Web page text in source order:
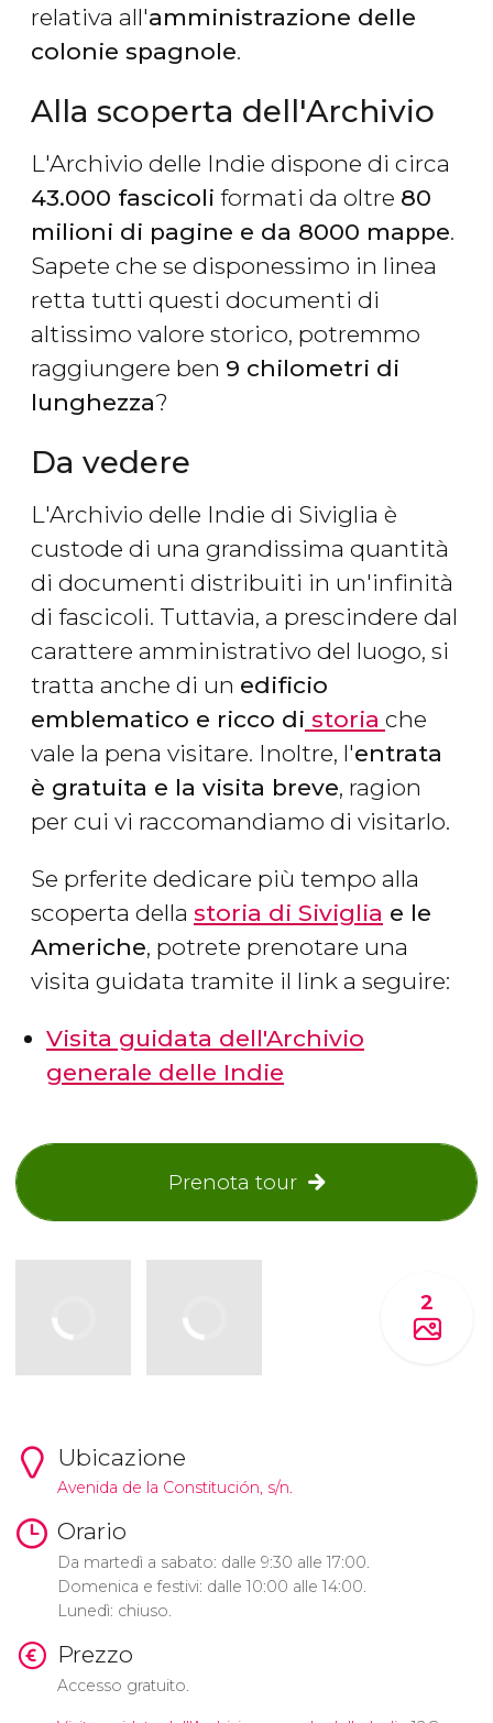
relativa all'amministrazione delle
colonie spagnole.
Alla scoperta dell'Archivio
L'Archivio delle Indie dispone di circa
43.000 fascicoli formati da oltre 80
milioni di pagine e da 8000 mappe.
Sapete che se disponessimo in linea
retta tutti questi documenti di
altissimo valore storico, potremmo
raggiungere ben 9 chilometri di
lunghezza?
Da vedere
L'Archivio delle Indie di Siviglia è
custode di una grandissima quantità
di documenti distribuiti in un'infinità
di fascicoli. Tuttavia, a prescindere dal
carattere amministrativo del luogo, si
tratta anche di un edificio
emblematico e ricco di storia che
vale la pena visitare. Inoltre, l'entrata
è gratuita e la visita breve, ragion
per cui vi raccomandiamo di visitarlo.
Se prferite dedicare più tempo alla
scoperta della storia di Siviglia e le
Americhe, potrete prenotare una
visita guidata tramite il link a seguire:
Visita guidata dell'Archivio
generale delle Indie
Prenota tour
2
Ubicazione
Avenida de la Constitución, s/n.
Orario
Da martedì a sabato: dalle 9:30 alle 17:00.
Domenica e festivi: dalle 10:00 alle 14:00.
Lunedì: chiuso.
Prezzo
Accesso gratuito.